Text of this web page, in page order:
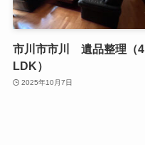
市川市市川 遺品整理（4
LDK）
2025年10月7日